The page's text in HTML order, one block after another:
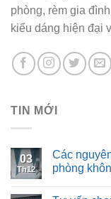
phòng, rèm gia
kiểu dáng hiện đại
TIN MỚI
03
Th12
Các
phòng